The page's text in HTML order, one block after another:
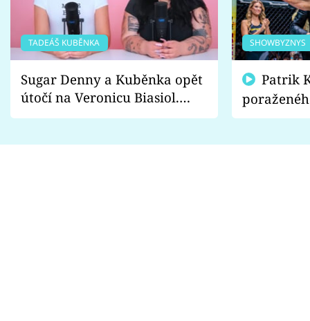
TADEÁŠ KUBĚNKA
Sugar Denny a Kuběnka opět
útočí na Veronicu Biasiol.
Proč je podle nich falešná a
SHOWBYZNYS
fanoušci